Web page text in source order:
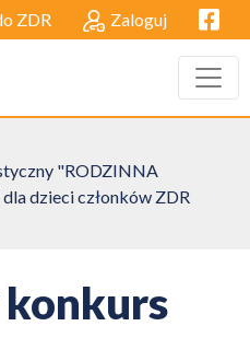
ZDR Zaloguj
"RODZINNA
dzieci członków ZDR
konkurs